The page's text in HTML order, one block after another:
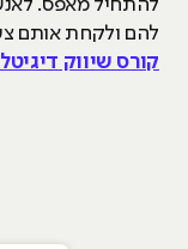
להתחיל מאפס.
להם ולקחת אותם
קורס שיווק